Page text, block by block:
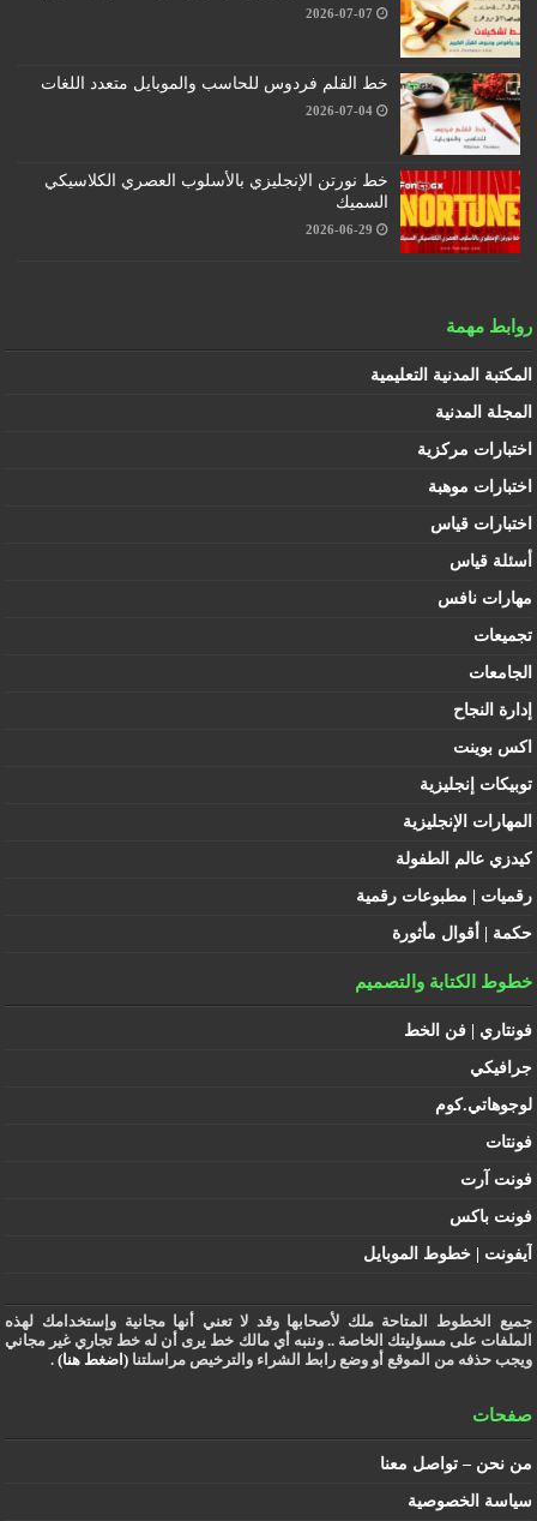
2026-07-07
خط القلم فردوس للحاسب والموبايل متعدد اللغات
2026-07-04
خط نورتن الإنجليزي بالأسلوب العصري الكلاسيكي
السميك
2026-06-29
روابط مهمة
المكتبة المدنية التعليمية
المجلة المدنية
اختبارات مركزية
اختبارات موهبة
اختبارات قياس
أسئلة قياس
مهارات نافس
تجميعات
الجامعات
إدارة النجاح
اكس بوينت
توبيكات إنجليزية
المهارات الإنجليزية
كيدزي عالم الطفولة
رقميات | مطبوعات رقمية
حكمة | أقوال مأثورة
خطوط الكتابة والتصميم
فونتاري | فن الخط
جرافيكي
لوجوهاتي.كوم
فونتات
فونت آرت
فونت باكس
آيفونت | خطوط الموبايل
جميع الخطوط المتاحة ملك لأصحابها وقد لا تعني أنها مجانية وإستخدامك لهذه
الملفات على مسؤليتك الخاصة .. وننبه أي مالك خط يرى أن له خط تجاري غير مجاني
ويجب حذفه من الموقع أو وضع رابط الشراء والترخيص مراسلتنا(اضغط هنا) .
صفحات
من نحن – تواصل معنا
سياسة الخصوصية